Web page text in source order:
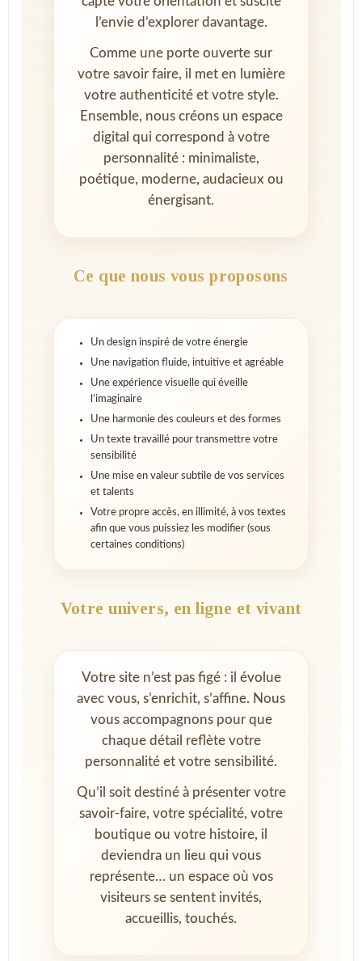
l’envie d’explorer davantage.
Comme une porte ouverte sur
votre savoir faire, il met en lumière
votre authenticité et votre style.
Ensemble, nous créons un espace
digital qui correspond à votre
personnalité : minimaliste,
poétique, moderne, audacieux ou
énergisant.
Ce que nous vous proposons
Un design inspiré de votre énergie
Une navigation fluide, intuitive et agréable
Une expérience visuelle qui éveille
l’imaginaire
Une harmonie des couleurs et des formes
Un texte travaillé pour transmettre votre
sensibilité
Une mise en valeur subtile de vos services
et talents
Votre propre accès, en illimité, à vos textes
afin que vous puissiez les modifier (sous
certaines conditions)
Votre univers, en ligne et vivant
Votre site n’est pas figé : il évolue
avec vous, s’enrichit, s’affine. Nous
vous accompagnons pour que
chaque détail reflète votre
personnalité et votre sensibilité.
Qu’il soit destiné à présenter votre
savoir-faire, votre spécialité, votre
boutique ou votre histoire, il
deviendra un lieu qui vous
représente… un espace où vos
visiteurs se sentent invités,
accueillis, touchés.